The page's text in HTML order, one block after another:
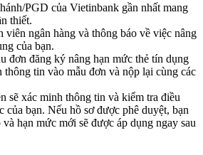
PGD của Vietinbank gần nhất mang
thiết.
viên ngân hàng và thông báo về việc nâng
của bạn.
đơn đăng ký nâng hạn mức thẻ tín dụng
tin vào mẫu đơn và nộp lại cùng các
sẽ xác minh thông tin và kiểm tra điều
của bạn. Nếu hồ sơ được phê duyệt, bạn
hạn mức mới sẽ được áp dụng ngay sau